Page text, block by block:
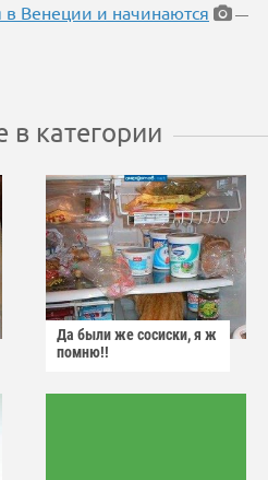
в Венеции и начинаются
—
в категории
Да были же сосиски, я ж
помню!!